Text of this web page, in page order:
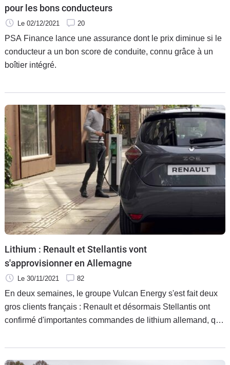
Services
Forum
Moto
Marques
pour les bons conducteurs
Le 02/12/2021 20
PSA Finance lance une assurance dont le prix diminue si le
conducteur a un bon score de conduite, connu grâce à un
boîtier intégré.
Lithium : Renault et Stellantis vont
s'approvisionner en Allemagne
Le 30/11/2021 82
En deux semaines, le groupe Vulcan Energy s'est fait deux
gros clients français : Renault et désormais Stellantis ont
confirmé d'importantes commandes de lithium allemand, qui